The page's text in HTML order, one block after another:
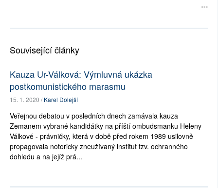
Související články
Kauza Ur-Válková: Výmluvná ukázka
postkomunistického marasmu
15. 1. 2020 /Karel Dolejší
Veřejnou debatou v posledních dnech zamávala kauza
Zemanem vybrané kandidátky na příští ombudsmanku Heleny
Válkové - právničky, která v době před rokem 1989 usilovně
propagovala notoricky zneužívaný institut tzv. ochranného
dohledu a na jejíž prá...